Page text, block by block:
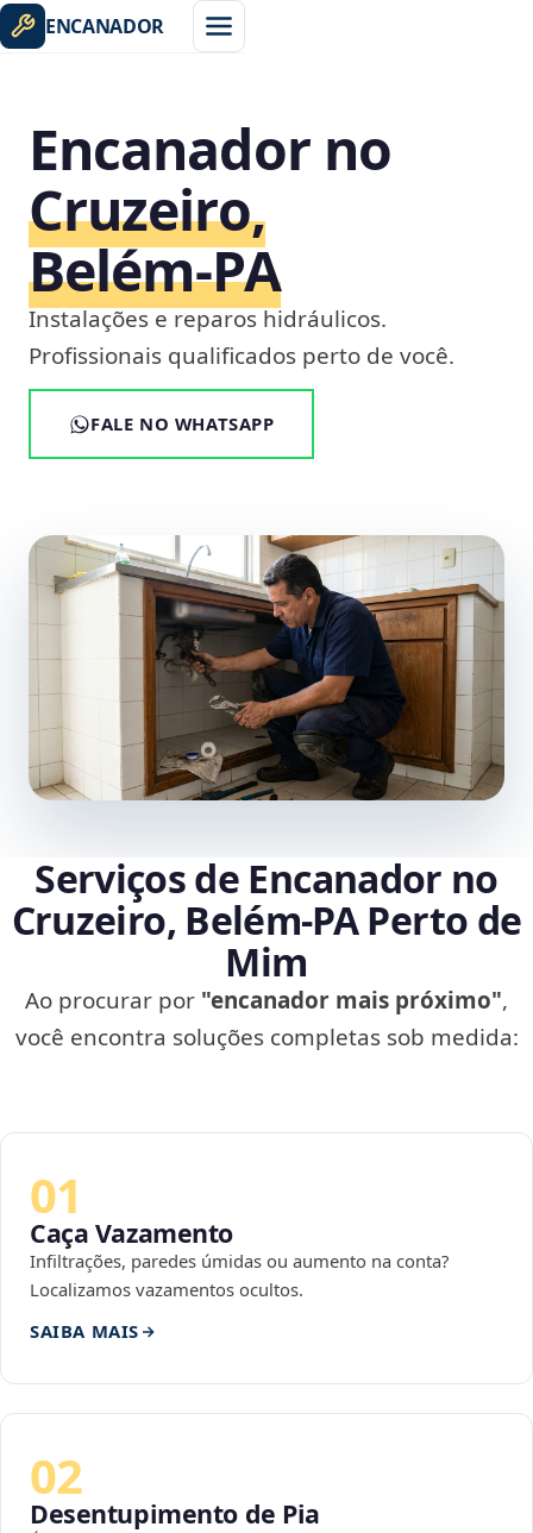
ENCANADOR
Encanador no
Cruzeiro,
Belém‑PA
Instalações e reparos hidráulicos.
Profissionais qualificados perto de você.
FALE NO WHATSAPP
Serviços de Encanador no
Cruzeiro, Belém‑PA Perto de
Mim
Ao procurar por "encanador mais próximo",
você encontra soluções completas sob medida:
01
Caça Vazamento
Infiltrações, paredes úmidas ou aumento na conta?
Localizamos vazamentos ocultos.
SAIBA MAIS
02
Desentupimento de Pia